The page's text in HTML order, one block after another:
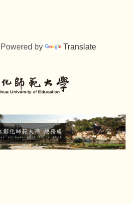
Powered by
Translate